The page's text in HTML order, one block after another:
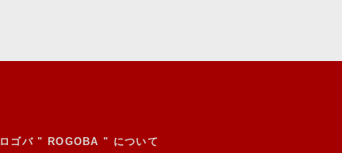
ロゴバ " ROGOBA " について